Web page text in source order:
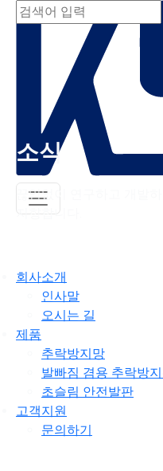
소식
끊임없이 연구하고 개발
지향합니다.
회사소개
인사말
오시는 길
제품
추락방지망
발빠짐 겸용 추락방
초슬림 안전발판
고객지원
문의하기